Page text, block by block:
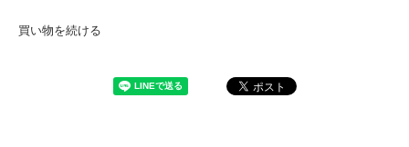
買い物を続ける